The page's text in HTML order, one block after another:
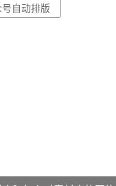
号自动排版